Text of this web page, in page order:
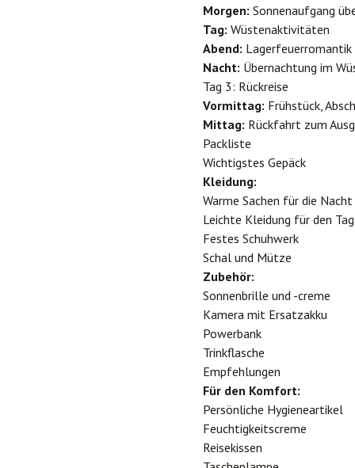
Morgen: Sonnenaufgang
Tag: Wüstenaktivitäten
Abend: Lagerfeuerromantik
Nacht: Übernachtung im
Tag 3: Rückreise
Vormittag: Frühstück,
Mittag: Rückfahrt zum
Packliste
Wichtigstes Gepäck
Kleidung:
Warme Sachen für die Nacht
Leichte Kleidung für den Tag
Festes Schuhwerk
Schal und Mütze
Zubehör:
Sonnenbrille und -creme
Kamera mit Ersatzakku
Powerbank
Trinkflasche
Empfehlungen
Für den Komfort:
Persönliche Hygieneartikel
Feuchtigkeitscreme
Reisekissen